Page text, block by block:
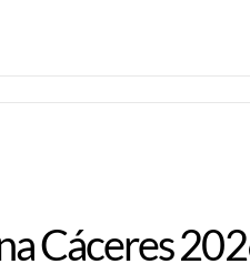
Cáceres